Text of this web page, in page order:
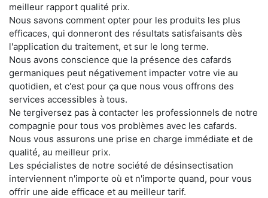
meilleur rapport qualité prix.
Nous savons comment opter pour les produits les plus
efficaces, qui donneront des résultats satisfaisants dès
l'application du traitement, et sur le long terme.
Nous avons conscience que la présence des cafards
germaniques peut négativement impacter votre vie au
quotidien, et c'est pour ça que nous vous offrons des
services accessibles à tous.
Ne tergiversez pas à contacter les professionnels de notre
compagnie pour tous vos problèmes avec les cafards.
Nous vous assurons une prise en charge immédiate et de
qualité, au meilleur prix.
Les spécialistes de notre société de désinsectisation
interviennent n'importe où et n'importe quand, pour vous
offrir une aide efficace et au meilleur tarif.